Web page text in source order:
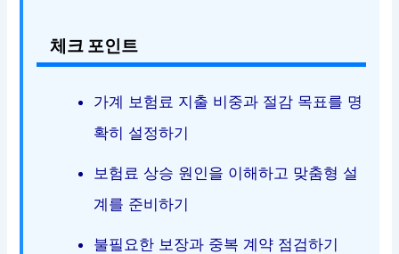
체크 포인트
가계 보험료 지출 비중과 절감 목표를 명
확히 설정하기
보험료 상승 원인을 이해하고 맞춤형 설
계를 준비하기
불필요한 보장과 중복 계약 점검하기